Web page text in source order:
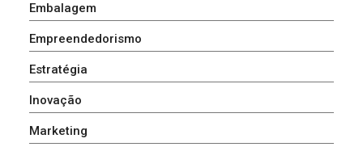
Embalagem
Empreendedorismo
Estratégia
Inovação
Marketing